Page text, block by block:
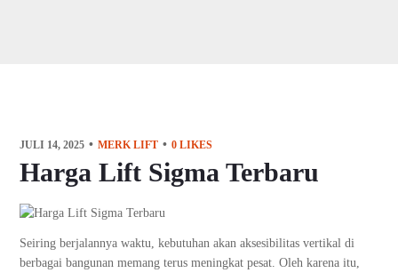
JULI 14, 2025 MERK LIFT 0 LIKES
Harga Lift Sigma Terbaru
Seiring berjalannya waktu, kebutuhan akan aksesibilitas vertikal di
berbagai bangunan memang terus meningkat pesat. Oleh karena itu,